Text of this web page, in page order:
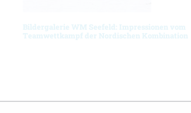
Bildergalerie WM Seefeld: Impressionen vom
Teamwettkampf der Nordischen Kombination